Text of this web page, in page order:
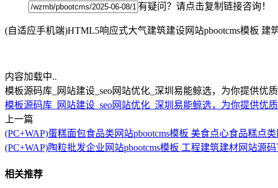
有疑问？请点击复制链接咨询！
(自适应手机端)HTML5响应式大气建筑建设网站pbootcms模板
内容加载中..
模板源码库_网站建设_seo网站优化_深圳易能鲸选，为你提供优
模板源码库_网站建设_seo网站优化_深圳易能鲸选，为你提供优
上一篇
(PC+WAP)蛋糕面包食品类网站pbootcms模板 美食点心食品糕点
(PC+WAP)陶粒批发企业网站pbootcms模板 工程建筑建材网站源
相关推荐